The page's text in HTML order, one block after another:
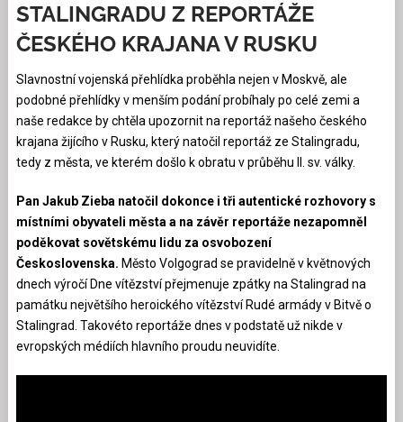
STALINGRADU Z REPORTÁŽE
ČESKÉHO KRAJANA V RUSKU
Slavnostní vojenská přehlídka proběhla nejen v Moskvě, ale
podobné přehlídky v menším podání probíhaly po celé zemi a
naše redakce by chtěla upozornit na reportáž našeho českého
krajana žijícího v Rusku, který natočil reportáž ze Stalingradu,
tedy z města, ve kterém došlo k obratu v průběhu II. sv. války.
Pan Jakub Zieba natočil dokonce i tři autentické rozhovory s
místními obyvateli města a na závěr reportáže nezapomněl
poděkovat sovětskému lidu za osvobození
Československa. Město Volgograd se pravidelně v květnových
dnech výročí Dne vítězství přejmenuje zpátky na Stalingrad na
památku největšího heroického vítězství Rudé armády v Bitvě o
Stalingrad. Takovéto reportáže dnes v podstatě už nikde v
evropských médiích hlavního proudu neuvidíte.